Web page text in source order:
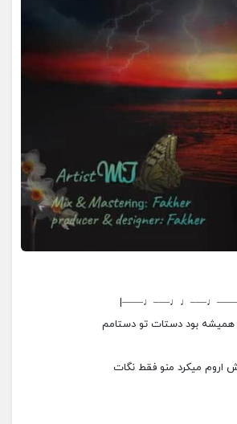
بود دستات تو دستامم
اروم میکرد منو فقط نگات